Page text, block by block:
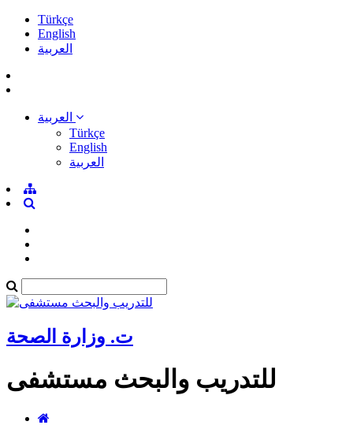
Türkçe
English
العربية
Türkçe
English
العربية
ت. وزارة الصحة
للتدريب والبحث مستشفى